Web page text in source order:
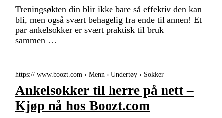
Treningsøkten din blir ikke bare så effektiv den kan
bli, men også svært behagelig fra ende til annen! Et
par ankelsokker er svært praktisk til bruk
sammen …
https:// www.boozt.com › Menn › Undertøy › Sokker
Ankelsokker til herre på nett –
Kjøp nå hos Boozt.com